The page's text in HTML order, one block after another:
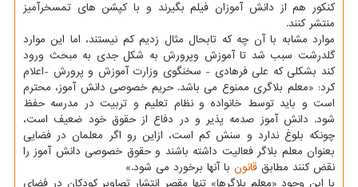
کنکور هم از دانش آموزان فیلم بگیرند و با کپشن های تمسخرآمیز
منتشر کنند.
موارد مشابه با آن چه که تابحال مثال زدیم کم نیستند، اما این موارد
گلدرشت سبب شد تا آموزش وپرورش به شکل جدی به مبحث ورود
کند بشکلی که علی فرهادی - سخنگوی وزارت آموزش و پرورش -اعلام
کرد: «معلم بلاگری ممنوع می باشد. حریم خصوصی دانش آموز، محترم
است و باید توسط خانواده و نظام تعلیم و تربیت در مدرسه حفظ
شود. دانش آموز صدمه پذیر و در دفاع از حقوق خود ضعیف است،
چونکه بلوغ ندارد و سنش کم است، ازاین رو اگر معلمان در فضایی
بعنوان معلم بلاگر فعالیت داشته باشند و حقوق خصوصی دانش آموز را
نقض کنند مطابق قانون با آنها برخورد می شود.»
با این وجود «معلم بلاگرها» تنها مقصر انتشار تصاویر کودکان در فضای